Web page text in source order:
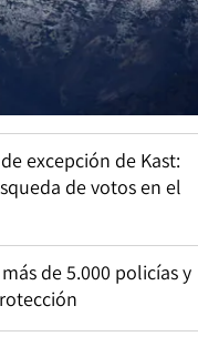
excepción de Kast:
de votos en el
de 5.000 policías y